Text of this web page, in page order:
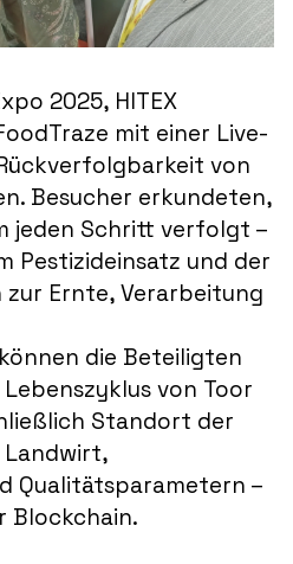
2025, HITEX
mit einer Live-
von
Besucher erkundeten,
jeden Schritt verfolgt –
Pestizideinsatz und der
zur Ernte, Verarbeitung
die Beteiligten
von Toor
Standort der
Landwirt,
Qualitätsparametern –
Blockchain.